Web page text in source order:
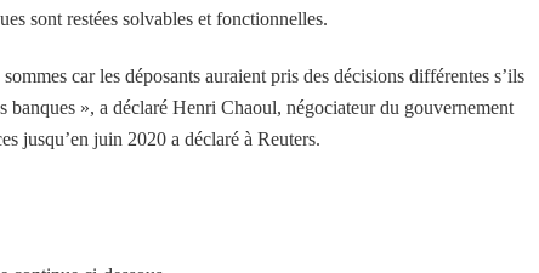
sont restées solvables et fonctionnelles.
car les déposants auraient pris des décisions différentes s’ils
banques », a déclaré Henri Chaoul, négociateur du gouvernement
jusqu’en juin 2020 a déclaré à Reuters.